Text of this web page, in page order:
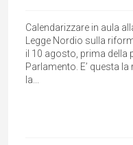
Calendarizzare in aula
Legge Nordio sulla
il 10 agosto, prima della
Parlamento. E’ questa
la...